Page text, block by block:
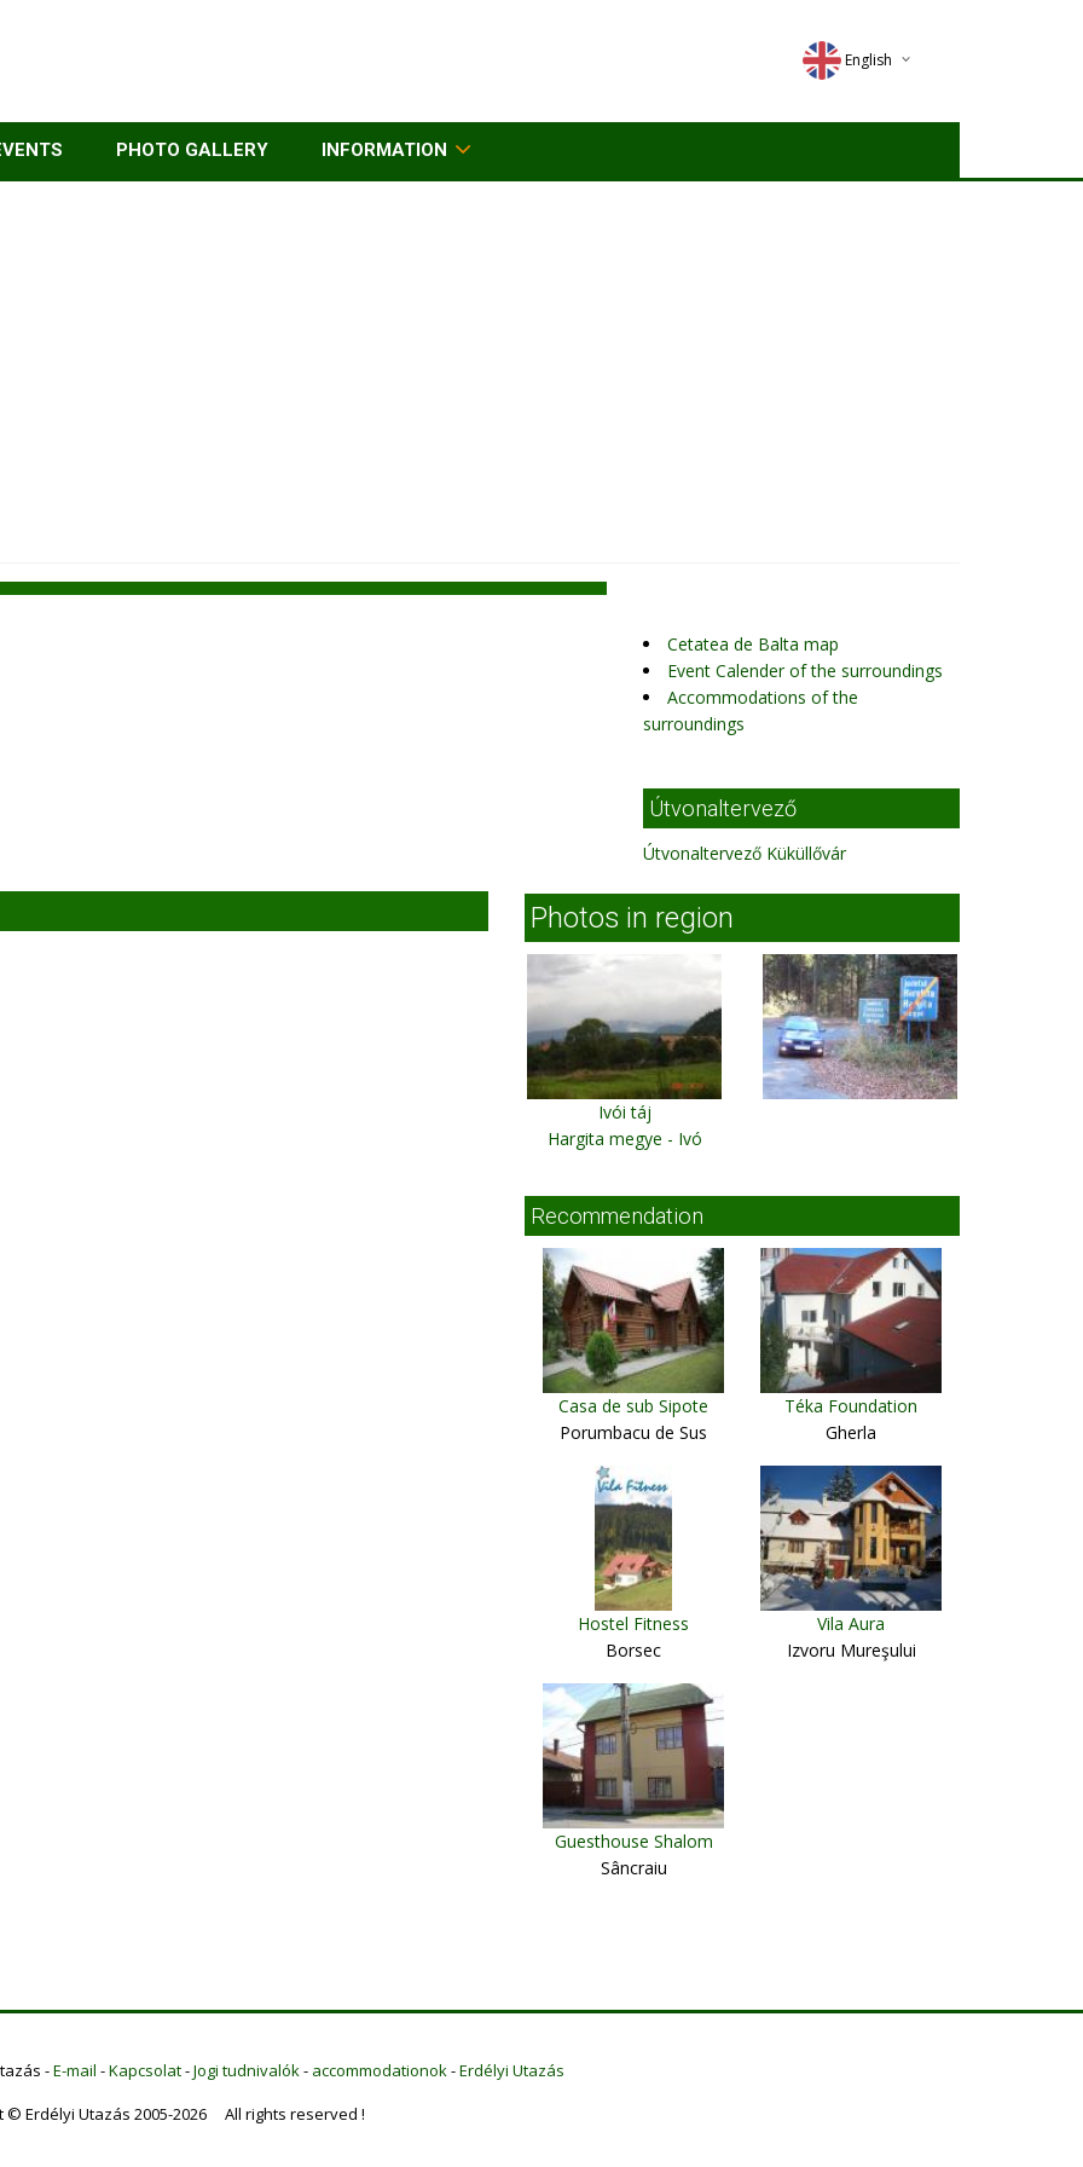
English
Deutsch
PHOTO GALLERY INFORMATION
Cetatea de Balta map
Event Calender of the surroundings
Accommodations of the
surroundings
Útvonaltervező
Útvonaltervező Küküllővár
Photos in region
Ivói táj
Hargita megye - Ivó
Recommendation
Casa de sub Sipote
Porumbacu de Sus
Téka Foundation
Gherla
Hostel Fitness
Borsec
Vila Aura
Izvoru Mureşului
Guesthouse Shalom
Sâncraiu
-E-mail -Kapcsolat-Jogi tudnivalók- accommodationok-Erdélyi Utazás
© Erdélyi Utazás 2005-2026 All rights reserved !